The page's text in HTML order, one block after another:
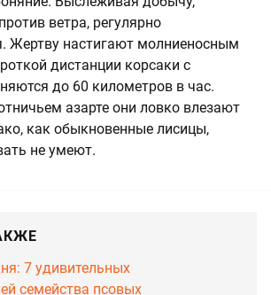
ветра, регулярно
Жертву настигают молниеносным
дистанции корсаки с
до 60 километров в час.
азарте они ловко влезают
как обыкновенные лисицы,
не умеют.
7 удивительных
семейства псовых